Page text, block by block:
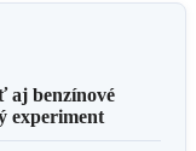
aj benzínové
experiment